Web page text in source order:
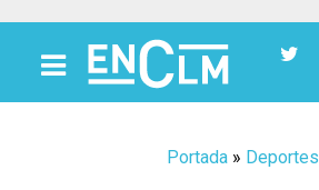
Portada» Deportes